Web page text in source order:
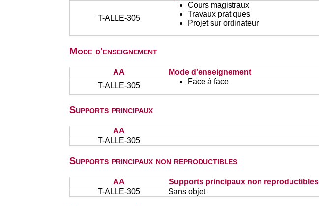
T-ALLE-305
Cours magistraux
Travaux pratiques
Projet sur ordinateur
Mode d'enseignement
AA
Mode d'enseignement
T-ALLE-305
Face à face
Supports principaux
AA
T-ALLE-305
Supports principaux non reproductibles
AA
Supports principaux non reproductibles
T-ALLE-305
Sans objet